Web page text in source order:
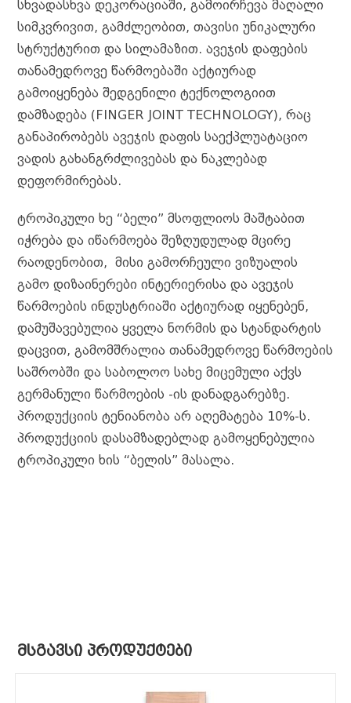
r
სხვადასხვა დეკორაციაში, გამოირჩევა მაღალი
სიმკვრივით, გამძლეობით, თავისი უნიკალური
სტრუქტურით და სილამაზით. ავეჯის დაფების
თანამედროვე წარმოებაში აქტიურად
გამოიყენება შედგენილი ტექნოლოგიით
დამზადება (FINGER JOINT TECHNOLOGY), რაც
განაპირობებს ავეჯის დაფის საექპლუატაციო
ვადის გახანგრძლივებას და ნაკლებად
დეფორმირებას.
ტროპიკული ხე “ბელი” მსოფლიოს მაშტაბით
იჭრება და იწარმოება შეზღუდულად მცირე
რაოდენობით, მისი გამორჩეული ვიზუალის
გამო დიზაინერები ინტერიერისა და ავეჯის
წარმოების ინდუსტრიაში აქტიურად იყენებენ,
დამუშავებულია ყველა ნორმის და სტანდარტის
დაცვით, გამომშრალია თანამედროვე წარმოების
საშრობში და საბოლოო სახე მიცემული აქვს
გერმანული წარმოების -ის დანადგარებზე.
პროდუქციის ტენიანობა არ აღემატება 10%-ს.
პროდუქციის დასამზადებლად გამოყენებულია
ტროპიკული ხის “ბელის” მასალა.
ᲛᲡᲒᲐᲕᲡᲘ ᲞᲠᲝᲓᲣᲥᲢᲔᲑᲘ